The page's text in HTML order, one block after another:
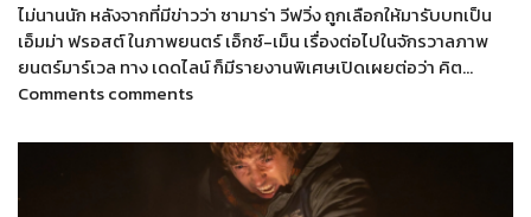
ไม่นานนัก หลังจากที่มีข่าวว่า ซามาร่า วีฟวิ่ง ถูกเลือกให้มารับบทเป็น
เอ็มม่า ฟรอสต์ ในภาพยนตร์ เอ็กซ์-เม็น เรื่องต่อไปในจักรวาลภาพ
ยนตร์มาร์เวล ทาง เดดไลน์ ก็มีรายงานพิเศษเปิดเผยต่อว่า คิต…
Comments comments